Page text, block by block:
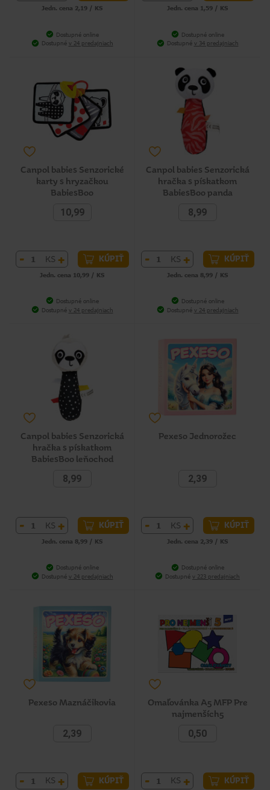
Jedn. cena 2,19 / KS
Dostupné online
Dostupné v 24 predajniach
Jedn. cena 1,59 / KS
Dostupné online
Dostupné v 34 predajniach
Canpol babies Senzorické
karty s hryzačkou
BabiesBoo
10,99
- KS + KÚPIŤ
Jedn. cena 10,99 / KS
Dostupné online
Dostupné v 24 predajniach
Canpol babies Senzorická
hračka s pískatkom
BabiesBoo panda
8,99
- KS + KÚPIŤ
Jedn. cena 8,99 / KS
Dostupné online
Dostupné v 24 predajniach
Canpol babies Senzorická
hračka s pískatkom
BabiesBoo leňochod
8,99
- KS + KÚPIŤ
Jedn. cena 8,99 / KS
Dostupné online
Dostupné v 24 predajniach
Pexeso Jednorožec
2,39
- KS + KÚPIŤ
Jedn. cena 2,39 / KS
Dostupné online
Dostupné v 223 predajniach
Pexeso Maznáčikovia
2,39
- KS + KÚPIŤ
Omaľovánka A5 MFP Pre
najmenších5
0,50
- KS + KÚPIŤ